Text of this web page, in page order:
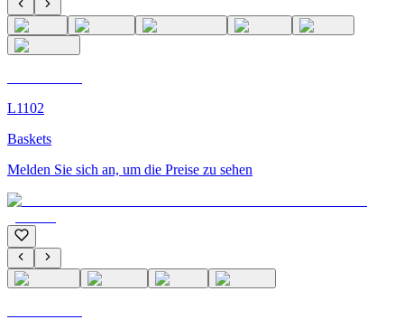
L1102
Baskets
Melden Sie sich an, um die Preise zu sehen